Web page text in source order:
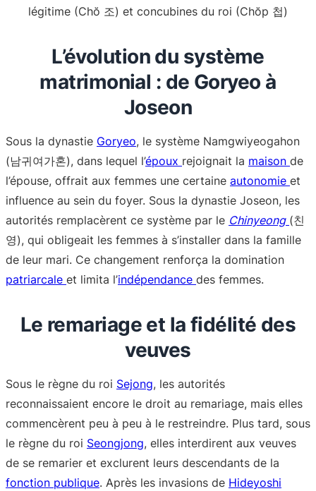
légitime (Chŏ 조) et concubines du roi (Chŏp 첩)
L’évolution du système
matrimonial : de Goryeo à
Joseon
Sous la dynastie Goryeo, le système Namgwiyeogahon
(남귀여가혼), dans lequel l’époux rejoignait la maison de
l’épouse, offrait aux femmes une certaine autonomie et
influence au sein du foyer. Sous la dynastie Joseon, les
autorités remplacèrent ce système par le Chinyeong (친
영), qui obligeait les femmes à s’installer dans la famille
de leur mari. Ce changement renforça la domination
patriarcale et limita l’indépendance des femmes.
Le remariage et la fidélité des
veuves
Sous le règne du roi Sejong, les autorités
reconnaissaient encore le droit au remariage, mais elles
commencèrent peu à peu à le restreindre. Plus tard, sous
le règne du roi Seongjong, elles interdirent aux veuves
de se remarier et exclurent leurs descendants de la
fonction publique. Après les invasions de Hideyoshi